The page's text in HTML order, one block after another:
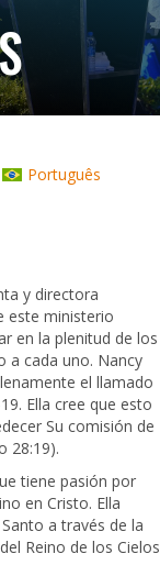
Português
y directora
este ministerio
en la plenitud de los
a cada uno. Nancy
el llamado
Ella cree que esto
Su comisión de
28:19).
tiene pasión por
en Cristo. Ella
a través de la
Reino de los Cielos